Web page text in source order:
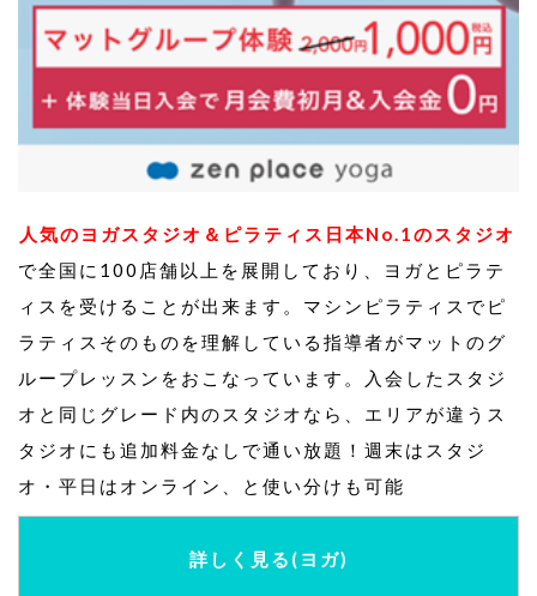
人気のヨガスタジオ＆ピラティス日本No.1のスタジオ
で全国に100店舗以上を展開しており、ヨガとピラテ
ィスを受けることが出来ます。マシンピラティスでピ
ラティスそのものを理解している指導者がマットのグ
ループレッスンをおこなっています。入会したスタジ
オと同じグレード内のスタジオなら、エリアが違うス
タジオにも追加料金なしで通い放題！週末はスタジ
オ・平日はオンライン、と使い分けも可能
詳しく見る(ヨガ)